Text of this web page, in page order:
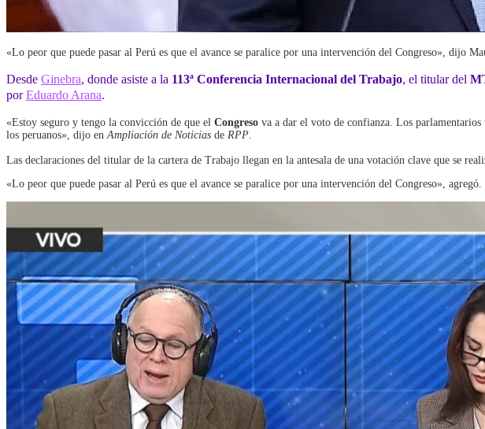
«Lo peor que puede pasar al Perú es que el avance se paralice por una intervención del Congreso», dijo
Desde Ginebra, donde asiste a la 113ª Conferencia Internacional del Trabajo, el titular del
porEduardo Arana.
«Estoy seguro y tengo la convicción de que el Congreso va a dar el voto de confianza. Los
los peruanos», dijo en Ampliación de Noticias de RPP
Las declaraciones del titular de la cartera de Trabajo llegan en la antesala de una votación clave que se
«Lo peor que puede pasar al Perú es que el avance se paralice por una intervención del Congreso», agregó.